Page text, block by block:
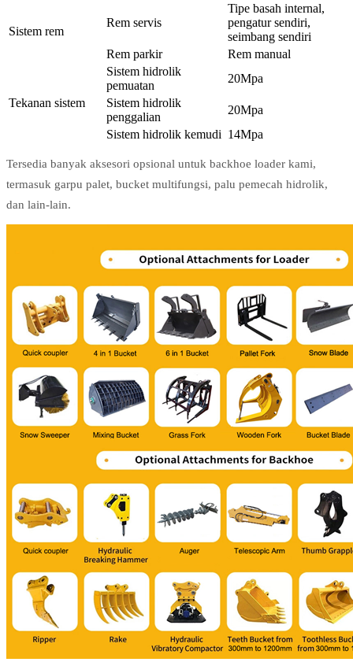
Sistem rem
Rem servis
Tipe basah internal,
pengatur sendiri,
seimbang sendiri
Rem parkir
Rem manual
Tekanan sistem
Sistem hidrolik
pemuatan
20Mpa
Sistem hidrolik
penggalian
20Mpa
Sistem hidrolik kemudi 14Mpa
Tersedia banyak aksesori opsional untuk backhoe loader kami,
termasuk garpu palet, bucket multifungsi, palu pemecah hidrolik,
dan lain-lain.